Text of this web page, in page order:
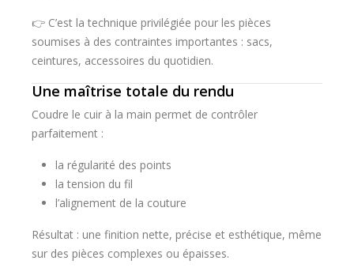
👉 C’est la technique privilégiée pour les pièces
soumises à des contraintes importantes : sacs,
ceintures, accessoires du quotidien.
Une maîtrise totale du rendu
Coudre le cuir à la main permet de contrôler
parfaitement :
la régularité des points
la tension du fil
l’alignement de la couture
Résultat : une finition nette, précise et esthétique, même
sur des pièces complexes ou épaisses.